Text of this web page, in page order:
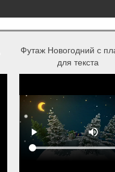
Футаж Новогодний с
для текста